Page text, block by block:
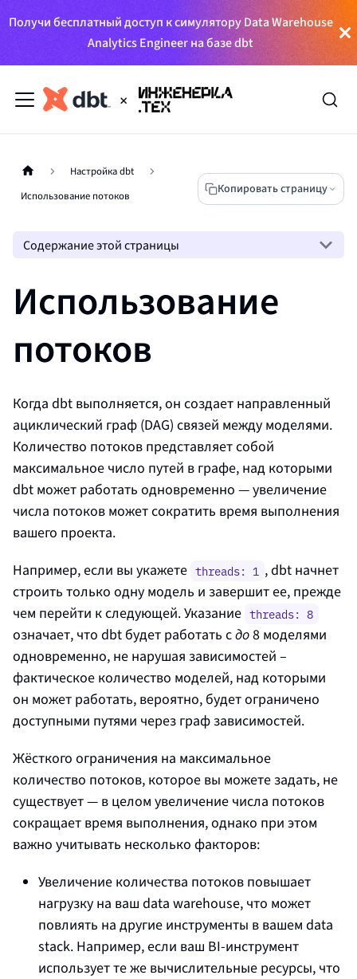
Получи бесплатный доступ к симулятору Data Warehouse
Analytics Engineer на базе dbt
Настройка dbt
Использование потоков
Копировать страницу
Содержание этой страницы
Использование
потоков
Когда dbt выполняется, он создает направленный
ациклический граф (DAG) связей между моделями.
Количество потоков представляет собой
максимальное число путей в графе, над которыми
dbt может работать одновременно — увеличение
числа потоков может сократить время выполнения
вашего проекта.
Например, если вы укажете threads: 1 , dbt начнет
строить только одну модель и завершит ее, прежде
чем перейти к следующей. Указание threads: 8
означает, что dbt будет работать сдо8 моделями
одновременно, не нарушая зависимостей –
фактическое количество моделей, над которыми
он может работать, вероятно, будет ограничено
доступными путями через граф зависимостей.
Жёсткого ограничения на максимальное
количество потоков, которое вы можете задать, не
существует — в целом увеличение числа потоков
сокращает время выполнения, однако при этом
важно учитывать несколько факторов:
Увеличение количества потоков повышает
нагрузку на ваш data warehouse, что может
повлиять на другие инструменты в вашем data
stack. Например, если ваш BI‑инструмент
использует те же вычислительные ресурсы, что